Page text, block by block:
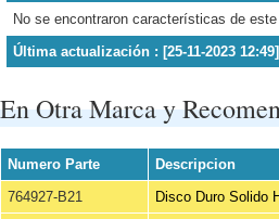
No se encontraron características de este
Última actualización : [25-11-2023 12:49]
En Otra Marca y
Numero Parte
Descripcion
764927-B21
Disco Duro Solido